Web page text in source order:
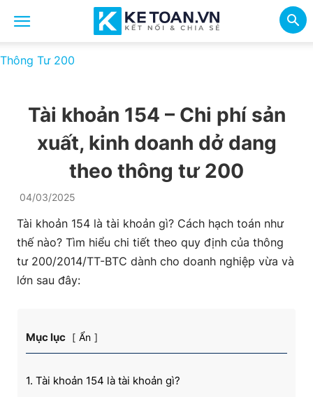
Thông Tư 200
Tài khoản 154 – Chi phí sản
xuất, kinh doanh dở dang
theo thông tư 200
04/03/2025
Tài khoản 154 là tài khoản gì? Cách hạch toán như
thế nào? Tìm hiểu chi tiết theo quy định của thông
tư 200/2014/TT-BTC dành cho doanh nghiệp vừa và
lớn sau đây:
Mục lục Ẩn
1. Tài khoản 154 là tài khoản gì?